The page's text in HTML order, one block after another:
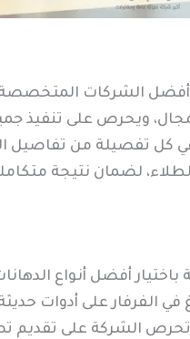
الشركات المتخصصة في
ويحرص على تنفيذ
في كل تفصيلة من
لضمان نتيجة
أفضل أنواع
الفرفار على أدوات
الشركة على تقديم